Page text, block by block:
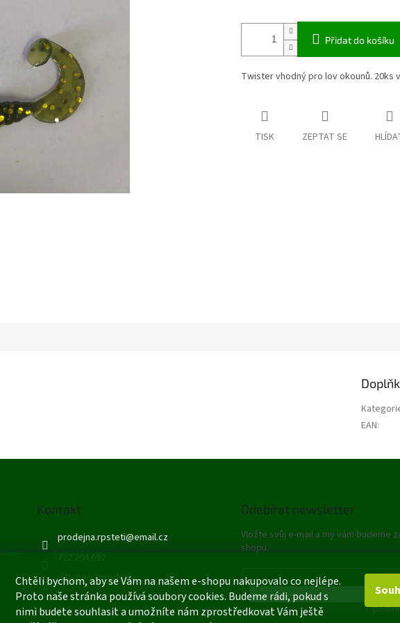
Chtěli bychom, aby se Vám na našem e-shopu nakupovalo co nejlépe.
Proto naše stránka používá soubory cookies. Budeme rádi, pokud s
nimi budete souhlasit a umožníte nám zprostředkovat Vám ještě
Přidat do košíku
Twister vhodný pro lov okounů. 20ks
TISK ZEPTAT SE
EAN:
Kontakt
prodejna.rpsteti@email.cz
S Rybou - prodejna
Odebírat newsletter
Vložte svůj e-mail a my vám budeme
shopu.
E-mail
Vložením e-mailu souhlasíte s